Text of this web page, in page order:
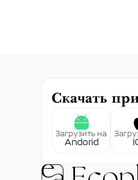
Скачать
Загрузить на
Andorid